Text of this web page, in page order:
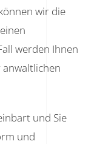
wir die
werden Ihnen
und Sie
und